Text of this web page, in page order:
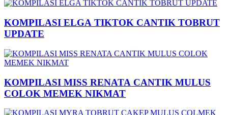
KOMPILASI ELGA TIKTOK CANTIK TOBRUT
UPDATE
KOMPILASI MISS RENATA CANTIK MULUS
COLOK MEMEK NIKMAT